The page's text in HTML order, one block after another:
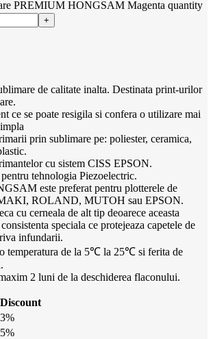
PREMIUM HONGSAM Magenta quantity
de calitate inalta. Destinata print-urilor
ce se poate resigila si confera o utilizare mai
prin sublimare pe: poliester, ceramica,
cu sistem CISS EPSON.
tehnologia Piezoelectric.
este preferat pentru plotterele de
ROLAND, MUTOH sau EPSON.
cu cerneala de alt tip deoarece aceasta
speciala ce protejeaza capetele de
infundarii.
o temperatura de la 5℃ la 25℃ si ferita de
2 luni de la deschiderea flaconului.
Discount
3%
5%